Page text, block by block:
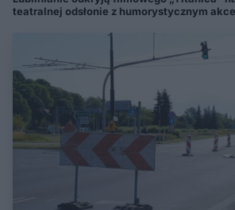
teatralnej odsłonie z humorystycznym